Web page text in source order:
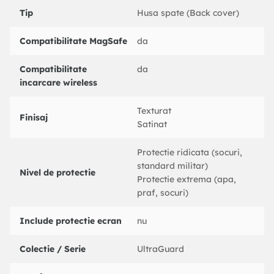
Tip Husa spate (Back cover)
Compatibilitate MagSafe da
Compatibilitate
incarcare wireless
da
Finisaj
Texturat
Satinat
Nivel de protectie
Protectie ridicata (socuri,
standard militar)
Protectie extrema (apa,
praf, socuri)
Include protectie ecran nu
Colectie / Serie UltraGuard